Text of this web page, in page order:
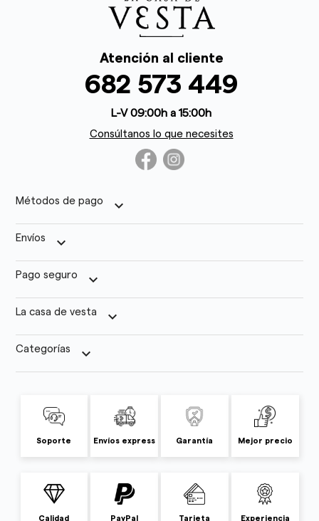
Atención al cliente
682 573 449
L-V 09:00h a 15:00h
Consúltanos lo que necesites
Métodos de pago keyboard_arrow_down
Envíos keyboard_arrow_down
Pago seguro keyboard_arrow_down
La casa de vesta keyboard_arrow_down
Categorías keyboard_arrow_down
Soporte Envíos express Garantía Mejor precio
Calidad PayPal Tarjeta Experiencia